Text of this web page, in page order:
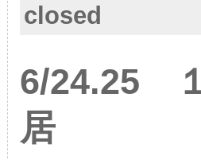
closed
6/24.25
居